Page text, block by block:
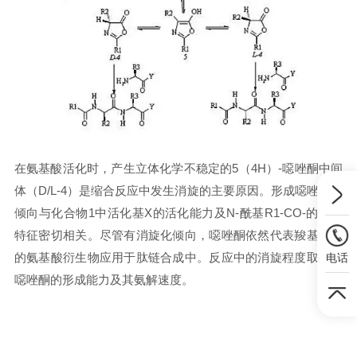
在氨基酸活化时 ， 产生立体化学不稳定的5（4H）-噁唑酮中间
体（D/L-4）是缩合反应中发生消旋的主要原因。形成噁唑酮的
倾向与化合物1中活化基X的活化能力及N-酰基R1-CO-的电子
特征密切相关。尽管有消旋化倾向，噁唑酮依然代表羧基活化
的氨基酸衍生物应用于肽链合成中。反应中的消旋程度取决于
噁唑酮的形成能力及其氨解速度。
电话